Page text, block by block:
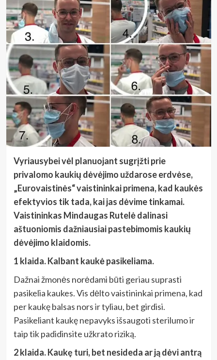
Vyriausybei vėl planuojant sugrįžti prie
privalomo kaukių dėvėjimo uždarose erdvėse,
„Eurovaistinės“ vaistininkai primena, kad kaukės
efektyvios tik tada, kai jas dėvime tinkamai.
Vaistininkas Mindaugas Rutelė dalinasi
aštuoniomis dažniausiai pastebimomis kaukių
dėvėjimo klaidomis.
1 klaida. Kalbant kaukė pasikeliama.
Dažnai žmonės norėdami būti geriau suprasti
pasikelia kaukes. Vis dėlto vaistininkai primena, kad
per kaukę balsas nors ir tyliau, bet girdisi.
Pasikeliant kaukę nepavyks išsaugoti sterilumo ir
taip tik padidinsite užkrato riziką.
2 klaida. Kaukę turi, bet nesideda ar ją dėvi antrą